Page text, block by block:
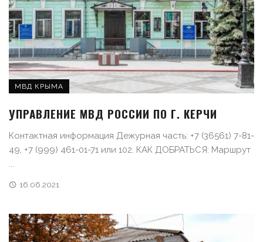
МВД КРЫМА
УПРАВЛЕНИЕ МВД РОССИИ ПО Г. КЕРЧИ
Контактная информация Дежурная часть: +7 (36561) 7-81-
49, +7 (999) 461-01-71 или 102. КАК ДОБРАТЬСЯ: Маршрут
...
16.06.2021